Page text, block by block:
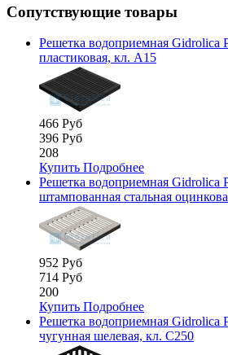
Сопутствующие товары
Решетка водоприемная Gidrolica
пластиковая, кл. А15
466 Руб
396 Руб
208
Купить Подробнее
Решетка водоприемная Gidrolica
штампованная стальная
952 Руб
714 Руб
200
Купить Подробнее
Решетка водоприемная Gidrolica
чугунная шелевая, кл. С250